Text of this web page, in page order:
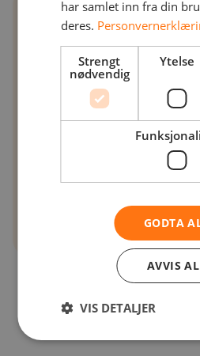
08:00
08:00
Registrering og
Driving
Kaffe,
har samlet inn fra din
deres.
Strengt
nødvendig
Ytelse
GODTA
AVVIS
VIS DETALJER